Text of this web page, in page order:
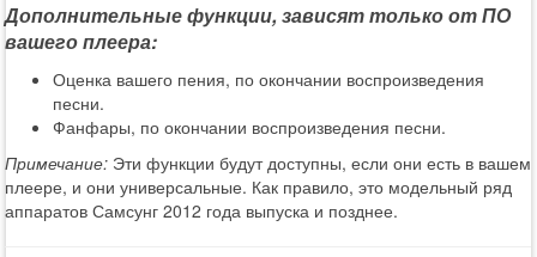
Дополнительные функции, зависят только от ПО
вашего плеера:
Оценка вашего пения, по окончании воспроизведения
песни.
Фанфары, по окончании воспроизведения песни.
Примечание: Эти функции будут доступны, если они есть в вашем
плеере, и они универсальные. Как правило, это модельный ряд
аппаратов Самсунг 2012 года выпуска и позднее.